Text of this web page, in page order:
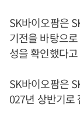
SK바이오팜은
기전을 바탕으
성을 확인했다
SK바이오팜은
027년 상반기로